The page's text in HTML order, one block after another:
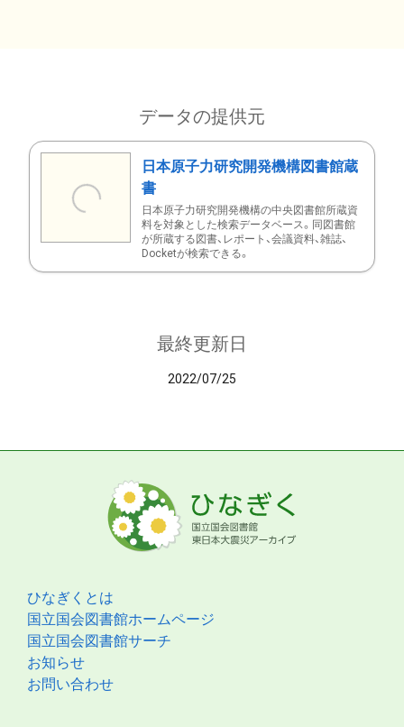
データの提供元
日本原子力研究開発機構図書館蔵
書
日本原子力研究開発機構の中央図書館所蔵資
料を対象とした検索データベース。同図書館
が所蔵する図書、レポート、会議資料、雑誌、
Docketが検索できる。
最終更新日
2022/07/25
ひなぎくとは
国立国会図書館ホームページ
国立国会図書館サーチ
お知らせ
お問い合わせ